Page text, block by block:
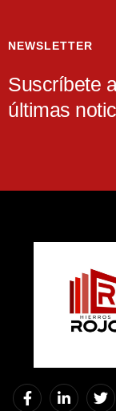
NEWSLETTER
Suscríbete
últimas